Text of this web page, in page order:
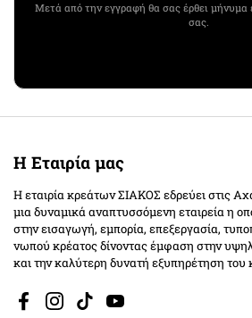
Μετά από την εγγραφή θα σας έρθει μήνυμα
σας.
Η Εταιρία μας
Η εταιρία κρεάτων ΣΙΑΚΟΣ εδρεύει στις
μια δυναμικά αναπτυσσόμενη εταιρεία η
στην εισαγωγή, εμπορία, επεξεργασία,
νωπού κρέατος δίνοντας έμφαση στην
και την καλύτερη δυνατή εξυπηρέτηση
FacebookInstagram
TikTokYouTube